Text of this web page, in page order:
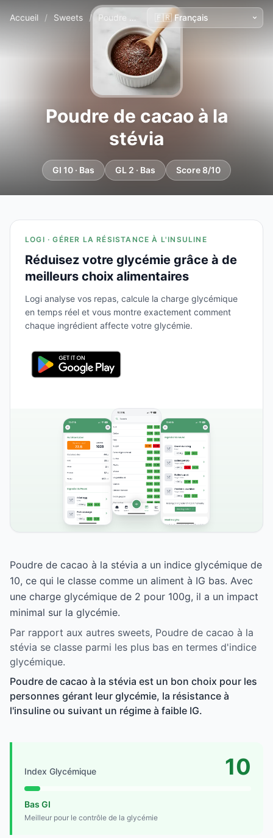
Accueil / Sweets / Poudre de cacao à la stévia
Poudre de cacao à la
stévia
GI 10 · Bas GL 2 · Bas Score 8/10
LOGI · GÉRER LA RÉSISTANCE À L'INSULINE
Réduisez votre glycémie grâce à de
meilleurs choix alimentaires
Logi analyse vos repas, calcule la charge glycémique
en temps réel et vous montre exactement comment
chaque ingrédient affecte votre glycémie.
Poudre de cacao à la stévia a un indice glycémique de
10, ce qui le classe comme un aliment à IG bas. Avec
une charge glycémique de 2 pour 100g, il a un impact
minimal sur la glycémie.
Par rapport aux autres sweets, Poudre de cacao à la
stévia se classe parmi les plus bas en termes d'indice
glycémique.
Poudre de cacao à la stévia est un bon choix pour les
personnes gérant leur glycémie, la résistance à
l'insuline ou suivant un régime à faible IG.
Index Glycémique 10
Bas GI
Meilleur pour le contrôle de la glycémie